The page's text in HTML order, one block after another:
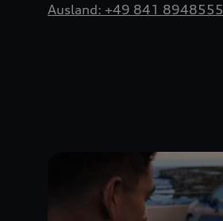
Ausland: +49 841 8948555